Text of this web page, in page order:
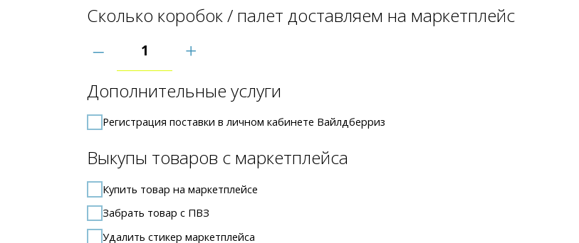
Регистрация поставки в личном кабинете Вайлдберриз
Выкупы товаров с маркетплейса
Забрать товар с ПВЗ
Удалить стикер маркетплейса
Предварительная стоимость:
*Расчет является предварительным, финальная стоимость услуг может иметь не значительную
разницу
400руб.